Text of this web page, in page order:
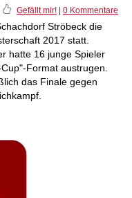
Gefällt mir! 0 Kommentare
Ströbeck die
2017 statt.
hatte 16 junge Spieler
Format austrugen.
das Finale gegen